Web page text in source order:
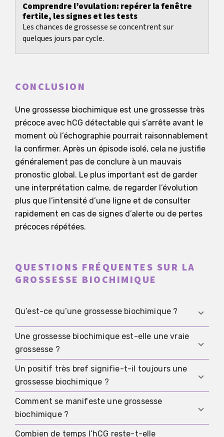
Comprendre l’ovulation: repérer la fenêtre
fertile, les signes et les tests
Les chances de grossesse se concentrent sur
quelques jours par cycle.
CONCLUSION
Une grossesse biochimique est une grossesse très
précoce avec hCG détectable qui s’arrête avant le
moment où l’échographie pourrait raisonnablement
la confirmer. Après un épisode isolé, cela ne justifie
généralement pas de conclure à un mauvais
pronostic global. Le plus important est de garder
une interprétation calme, de regarder l’évolution
plus que l’intensité d’une ligne et de consulter
rapidement en cas de signes d’alerte ou de pertes
précoces répétées.
QUESTIONS FRÉQUENTES SUR LA
GROSSESSE BIOCHIMIQUE
Qu’est-ce qu’une grossesse biochimique ?
Il s’agit d’une grossesse très précoce dans
laquelle l’hCG est détectable avant qu’une
échographie puisse confirmer la grossesse de
façon fiable, puis la grossesse s’arrête très tôt.
Une grossesse biochimique est-elle une vraie
grossesse ?
Oui. Si l’hCG était réellement détectable, la
grossesse avait commencé, même si elle s’est
arrêtée très tôt.
Un positif très bref signifie-t-il toujours une
grossesse biochimique ?
Non. Cela peut correspondre à ce schéma, mais
des résultats confus peuvent aussi venir d’un
test fait trop tôt, d’urines diluées, d’une
Comment se manifeste une grossesse
biochimique ?
Combien de temps l’hCG reste-t-elle